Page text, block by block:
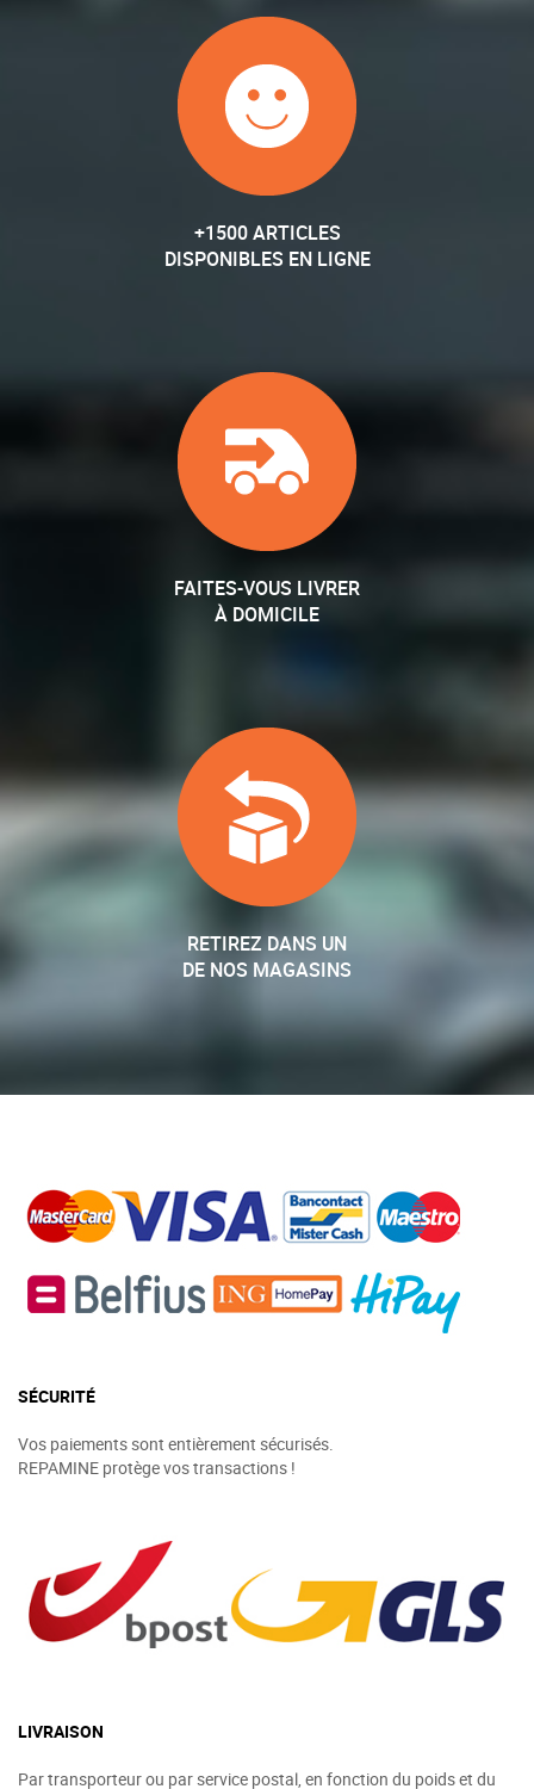
+1500 ARTICLES
DISPONIBLES EN LIGNE
FAITES-VOUS LIVRER
À DOMICILE
RETIREZ DANS UN
DE NOS MAGASINS
SÉCURITÉ
Vos paiements sont entièrement sécurisés.
REPAMINE protège vos transactions !
LIVRAISON
Par transporteur ou par service postal, en fonction du poids et du